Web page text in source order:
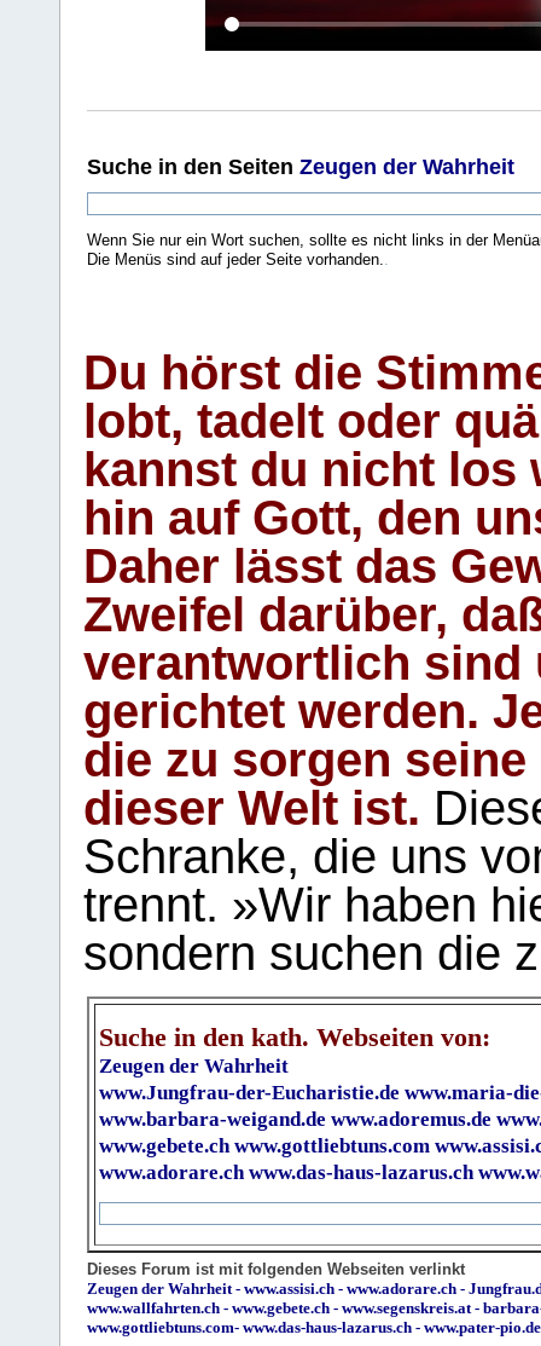
Suche in den Seiten Zeugen der Wahrheit
Wenn Sie nur ein Wort suchen, sollte es nicht links in der
Die Menüs sind auf jeder Seite vorhanden.
Du hörst die
lobt, tadelt oder
kannst du nicht los
hin auf Gott, den
Daher lässt das
Zweifel darüber,
verantwortlich sind
gerichtet werden.
die zu sorgen
dieser Welt ist.
Schranke, die uns
trennt. »Wir haben
sondern suchen die
Suche in den kath. Webseiten von:
Zeugen der Wahrheit
www.Jungfrau-der-Eucharistie.de www.maria-
www.barbara-weigand.de www.adoremus.de
www.gebete.ch www.gottliebtuns.com
www.adorare.ch www.das-haus-lazarus.ch
Dieses Forum ist mit folgenden Webseiten verlinkt
Zeugen der Wahrheit - www.assisi.ch - www.adorare.ch -
www.wallfahrten.ch - www.gebete.ch - www.segenskreis.at -
www.gottliebtuns.com- www.das-haus-lazarus.ch - www.pater-pio.de